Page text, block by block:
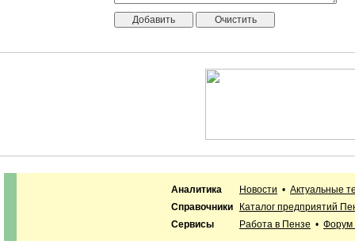
Аналитика Новости • Актуальные
Справочники
Каталог предприятий
Сервисы
Работа в Пензе • Форум